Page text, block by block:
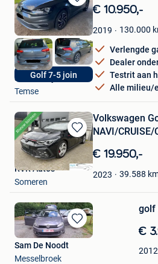
Bewaren
in
Mijn
Favorieten
Golf 7-5 join
€ 10.950,-
2019 130.000
Verlengde
Dealer
Testrit aan
Alle milieu/
autobedrijf JB CARS
Temse
Bewaren
in
Mijn
Favorieten
Volkswagen
NAVI/CRUISE/
€ 19.950,-
2023 39.588
RVR Auto's
Someren
Bewaren
in
Mijn
golf
€
2012
Sam De Noodt
Messelbroek